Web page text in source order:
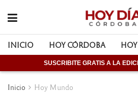
INICIO HOY CÓRDOBA HOY
SUSCRIBITE GRATIS A LA
Inicio Hoy Mundo